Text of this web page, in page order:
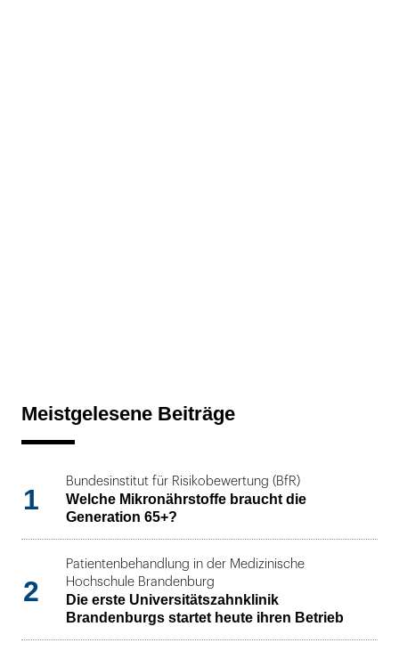
Meistgelesene Beiträge
1
Bundesinstitut für Risikobewertung (BfR)
Welche Mikronährstoffe braucht die
Generation 65+?
2
Patientenbehandlung in der Medizinische
Hochschule Brandenburg
Die erste Universitätszahnklinik
Brandenburgs startet heute ihren Betrieb